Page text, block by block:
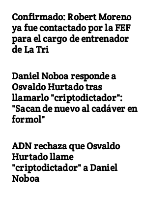
Confirmado: Robert Moreno
ya fue contactado por la FEF
para el cargo de entrenador
de La Tri
Daniel Noboa responde a
Osvaldo Hurtado tras
llamarlo "criptodictador":
"Sacan de nuevo al cadáver en
formol"
ADN rechaza que Osvaldo
Hurtado llame
"criptodictador" a Daniel
Noboa